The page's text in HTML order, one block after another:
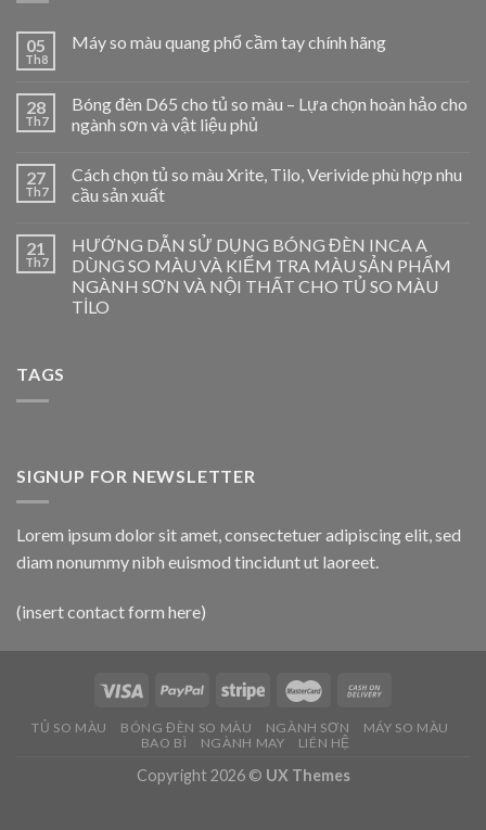
05
Th8
Máy so màu quang phổ cầm tay chính hãng
28
Th7
Bóng đèn D65 cho tủ so màu – Lựa chọn hoàn hảo cho
ngành sơn và vật liệu phủ
27
Th7
Cách chọn tủ so màu Xrite, Tilo, Verivide phù hợp nhu
cầu sản xuất
21
Th7
HƯỚNG DẪN SỬ DỤNG BÓNG ĐÈN INCA A
DÙNG SO MÀU VÀ KIỂM TRA MÀU SẢN PHẨM
NGÀNH SƠN VÀ NỘI THẤT CHO TỦ SO MÀU
TİLO
TAGS
SIGNUP FOR NEWSLETTER
Lorem ipsum dolor sit amet, consectetuer adipiscing elit, sed
diam nonummy nibh euismod tincidunt ut laoreet.
(insert contact form here)
TỦ SO MÀU BÓNG ĐÈN SO MÀU NGÀNH SƠN
MÁY SO MÀU
BAO BÌ
NGÀNH MAY LIÊN HỆ
Copyright 2026 © UX Themes